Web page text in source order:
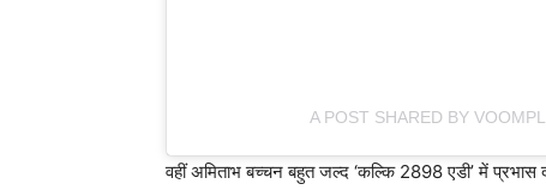
A POST SHARED BY
वहीं अमिताभ बच्चन बहुत जल्द ‘कल्कि 2898 एडी’ में